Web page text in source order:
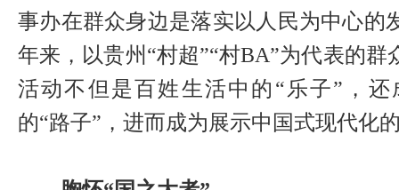
事办在群众身边是落实以人民为中心的
年来，以贵州“村超”“村BA”为代表的
活动不但是百姓生活中的“乐子”，
的“路子”，进而成为展示中国式现代化